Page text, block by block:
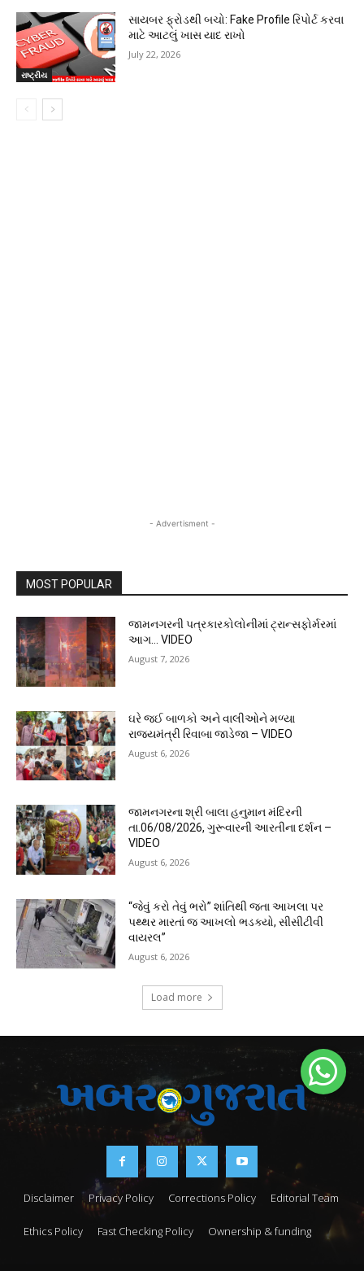
રાષ્ટ્રીય
સાયબર ફ્રોડથી બચો: Fake Profile રિપોર્ટ કરવા
માટે આટલું ખાસ યાદ રાખો
July 22, 2026
- Advertisment -
MOST POPULAR
જામનગરની પત્રકારકોલોનીમાં ટ્રાન્સફોર્મરમાં
આગ… VIDEO
August 7, 2026
ઘરે જઈ બાળકો અને વાલીઓને મળ્યા
રાજ્યમંત્રી રિવાબા જાડેજા – VIDEO
August 6, 2026
જામનગરના શ્રી બાલા હનુમાન મંદિરની
તા.06/08/2026, ગુરૂવારની આરતીના દર્શન –
VIDEO
August 6, 2026
“જેવું કરો તેવું ભરો” શાંતિથી જતા આખલા પર
પથ્થર મારતાં જ આખલો ભડક્યો, સીસીટીવી
વાયરલ”
August 6, 2026
Load more
Disclaimer Privacy Policy Corrections Policy Editorial Team
Ethics Policy Fast Checking Policy Ownership & funding